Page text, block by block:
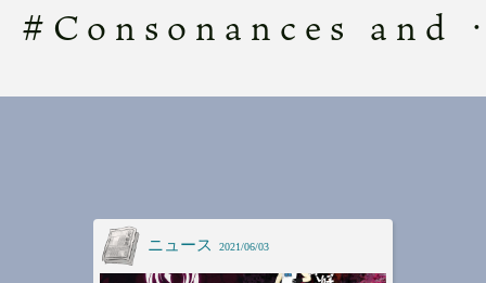
# Consonances and Dissonances
ニュース 2021/06/03